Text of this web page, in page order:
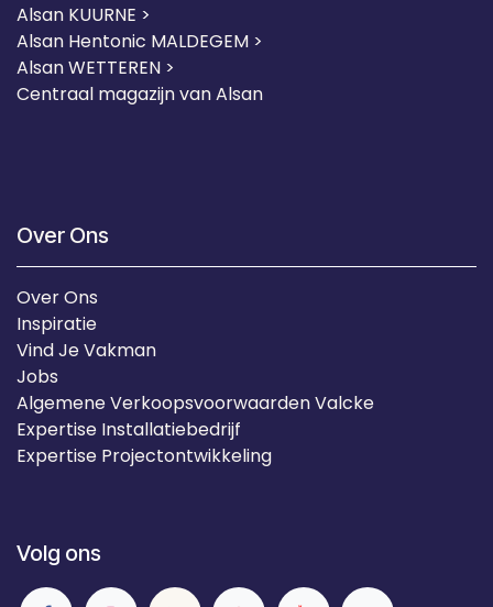
Alsan KUURNE >
Alsan Hentonic MALDEGEM >
Alsan WETTEREN >
Centraal magazijn van Alsan
Over Ons
Over Ons
Inspiratie
Vind Je Vakman
Jobs
Algemene Verkoopsvoorwaarden Valcke
Expertise Installatiebedrijf
Expertise Projectontwikkeling
Volg ons